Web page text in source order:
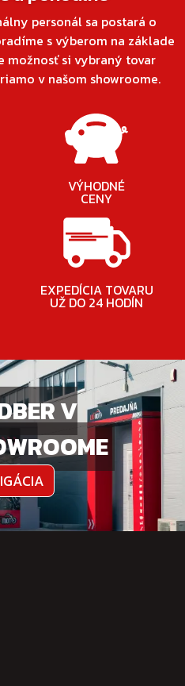
personál sa postará o
s výberom na základe
možnosť si vybraný tovar
v našom showroome.
VÝHODNÉ
CENY
EXPEDÍCIA TOVARU
UŽ DO 24 HODÍN
V